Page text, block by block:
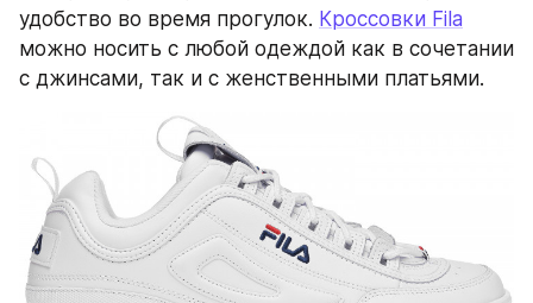
удобство во время прогулок. Кроссовки Fila
можно носить с любой одеждой как в сочетании
с джинсами, так и с женственными платьями.